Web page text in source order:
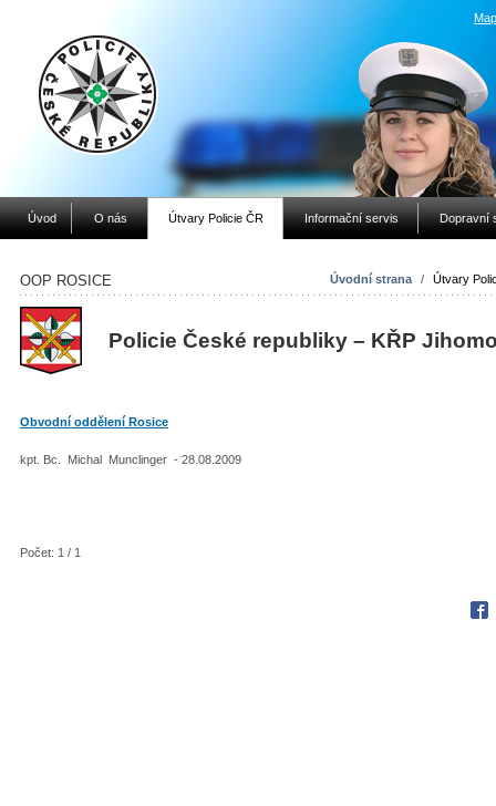
Úvod O nás Útvary Policie ČR Informační servis Dopravní
Úvodní strana / Útvary
OOP ROSICE
Policie České republiky – KŘP
Obvodní oddělení Rosice
kpt. Bc. Michal Munclinger - 28.08.2009
Počet: 1 / 1